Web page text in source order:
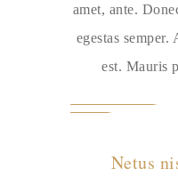
amet, ante.
egestas
est. Mauris
Netus